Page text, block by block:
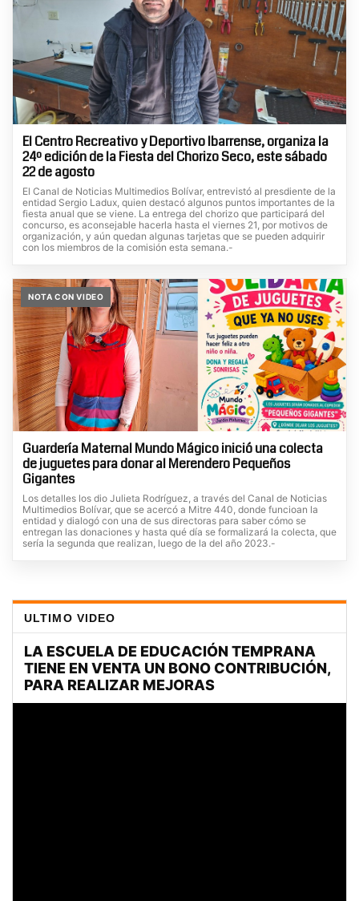
El Centro Recreativo y Deportivo Ibarrense, organiza la
24º edición de la Fiesta del Chorizo Seco, este sábado
22 de agosto
El Canal de Noticias Multimedios Bolívar, entrevistó al presdiente de la
entidad Sergio Ladux, quien destacó algunos puntos importantes de la
fiesta anual que se viene. La entrega del chorizo que participará del
concurso, es aconsejable hacerla hasta el viernes 21, por motivos de
organización, y aún quedan algunas tarjetas que se pueden adquirir
con los miembros de la comisión esta semana.-
NOTA CON VIDEO
Guardería Maternal Mundo Mágico inició una colecta
de juguetes para donar al Merendero Pequeños
Gigantes
Los detalles los dio Julieta Rodríguez, a través del Canal de Noticias
Multimedios Bolívar, que se acercó a Mitre 440, donde funcioan la
entidad y dialogó con una de sus directoras para saber cómo se
entregan las donaciones y hasta qué día se formalizará la colecta, que
sería la segunda que realizan, luego de la del año 2023.-
ULTIMO VIDEO